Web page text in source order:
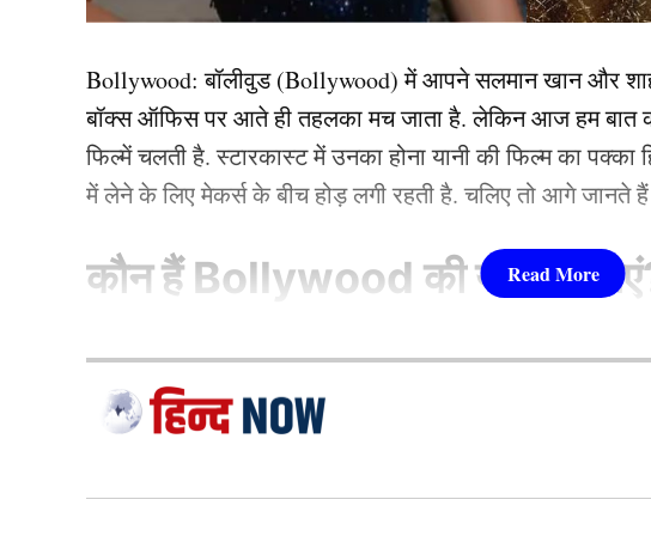
पक्की है। मगर टीम मैनेजमेंट उनकी बैटिंग पोजीशन में बदलाव कर
साथ पारी का आगाज करते हुए नजर आ सकते हैं।
यह भी पढ़ें :कौन है काव्या मारन, जिसकी खूबसूरती ने IPL 2024 में
रही हैं टक्कर
विराट कोहली करेंगे पारी की शुरुआत
Bollywood:बॉलीवुड (Bollywood)में आपने सलमान खान और
बॉक्स ऑफिस पर आते ही तहलका मच जाता है. लेकिन आज हम बात
फिल्में चलती है. स्टारकास्ट में उनका होना यानी की फिल्म का
में लेने के लिए मेकर्स के बीच होड़ लगी रहती है. चलिए तो आगे
कौन हैंBollywood की यह
1.दीपिका पादुकोण ( Deepika